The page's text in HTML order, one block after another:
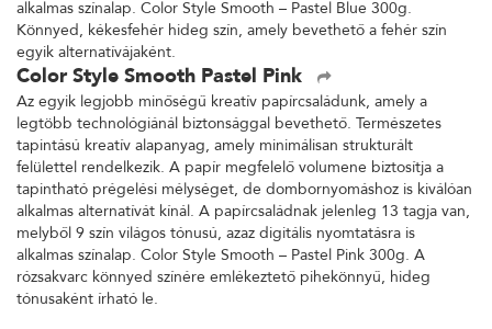
alkalmas színalap. Color Style Smooth – Pastel Blue 300g.
Könnyed, kékesfehér hideg szín, amely bevethető a fehér szín
egyik alternatívájaként.
Color Style Smooth Pastel Pink
Az egyik legjobb minőségű kreatív papírcsaládunk, amely a
legtöbb technológiánál biztonsággal bevethető. Természetes
tapintású kreatív alapanyag, amely minimálisan strukturált
felülettel rendelkezik. A papír megfelelő volumene biztosítja a
tapintható prégelési mélységet, de dombornyomáshoz is kiválóan
alkalmas alternatívát kínál. A papírcsaládnak jelenleg 13 tagja van,
melyből 9 szín világos tónusú, azaz digitális nyomtatásra is
alkalmas színalap. Color Style Smooth – Pastel Pink 300g. A
rózsakvarc könnyed színére emlékeztető pihekönnyű, hideg
tónusaként írható le.